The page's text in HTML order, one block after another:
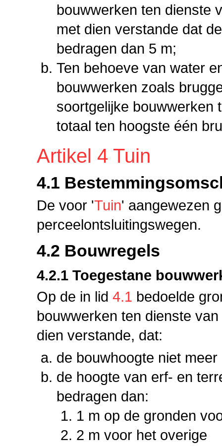
bouwwerken ten dienste
met dien verstande dat
bedragen dan 5 m;
Ten behoeve van water
bouwwerken zoals
soortgelijke bouwwerken
totaal ten hoogste één
Artikel 4 Tuin
4.1
De voor 'Tuin' aangewezen
perceelontsluitingswegen.
4.2 Bouwregels
4.2.1 Toegestane
Op de in lid 4.1 bedoelde
bouwwerken ten dienste
dien verstande, dat:
de bouwhoogte niet
de hoogte van erf- en
bedragen dan:
1 m op de gronden
2 m voor het overige